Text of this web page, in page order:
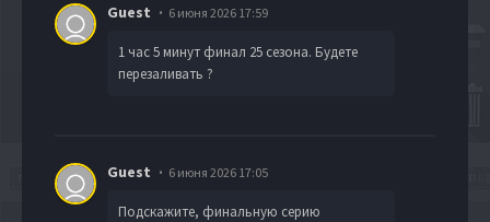
Guest 6 июня 2026 17:59
1 час 5 минут финал 25 сезона. Будете
перезаливать ?
Guest 6 июня 2026 17:05
Подскажите, финальную серию